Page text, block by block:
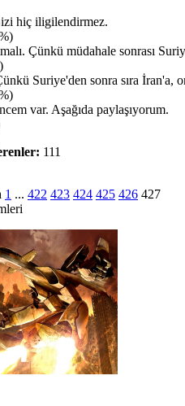
hiç iligilendirmez.
Çünkü müdahale sonrası
Suriye'den sonra sıra İran'a,
var. Aşağıda paylaşıyorum.
111
1 ... 422 423 424 425 426 427